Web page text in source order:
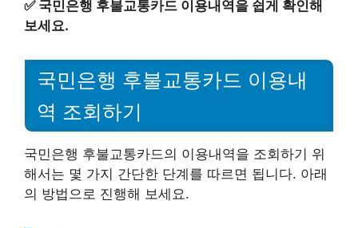
✅ 국민은행 후불교통카드 이용내역을 쉽게 확인해
보세요.
국민은행 후불교통카드 이용내
역 조회하기
국민은행 후불교통카드의 이용내역을 조회하기 위
해서는 몇 가지 간단한 단계를 따르면 됩니다. 아래
의 방법으로 진행해 보세요.